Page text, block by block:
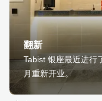
翻新
Tabist 银座最近进行
月重新开业。